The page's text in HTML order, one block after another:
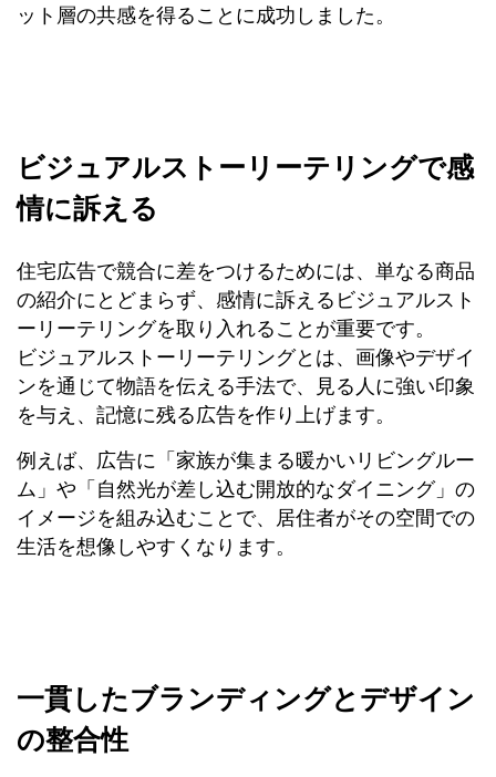
ット層の共感を得ることに成功しました。
ビジュアルストーリーテリングで感
情に訴える
住宅広告で競合に差をつけるためには、単なる商品
の紹介にとどまらず、感情に訴えるビジュアルスト
ーリーテリングを取り入れることが重要です。
ビジュアルストーリーテリングとは、画像やデザイ
ンを通じて物語を伝える手法で、見る人に強い印象
を与え、記憶に残る広告を作り上げます。
例えば、広告に「家族が集まる暖かいリビングルー
ム」や「自然光が差し込む開放的なダイニング」の
イメージを組み込むことで、居住者がその空間での
生活を想像しやすくなります。
一貫したブランディングとデザイン
の整合性